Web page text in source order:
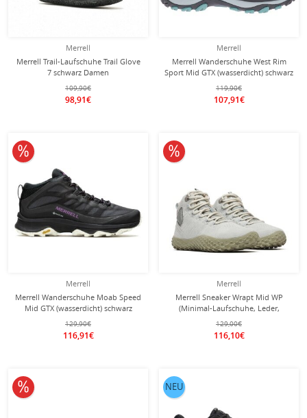
Merrell
Merrell Trail-Laufschuhe Trail Glove
7 schwarz Damen
109,90€
98,91€
Merrell
Merrell Wanderschuhe West Rim
Sport Mid GTX (wasserdicht) schwarz
Damen
119,90€
107,91€
Merrell
Merrell Wanderschuhe Moab Speed
Mid GTX (wasserdicht) schwarz
Damen
129,90€
116,91€
10% reduziert
Merrell
Merrell Sneaker Wrapt Mid WP
(Minimal-Laufschuhe, Leder,
wasserdicht) grau Damen
129,00€
116,10€
10% reduziert
10% reduziert NEU